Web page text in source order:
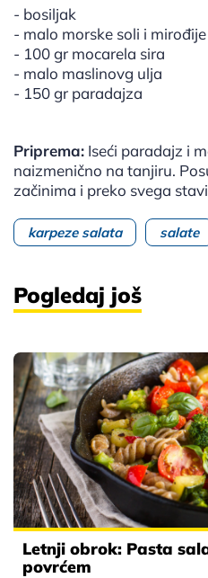
- bosiljak
- malo morske soli i mirođije
- 100 gr mocarela sira
- malo maslinovg ulja
- 150 gr paradajza
Priprema: Iseći paradajz i
naizmenično na tanjiru.
začinima i preko svega
karpeze salata salate
Pogledaj još
Letnji obrok: Pasta
povrćem